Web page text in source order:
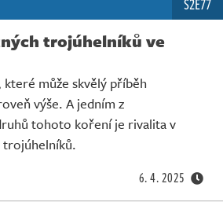
trojúhelníků ve
může skvělý příběh
výše. A jedním z
tohoto koření je rivalita v
6. 4. 2025